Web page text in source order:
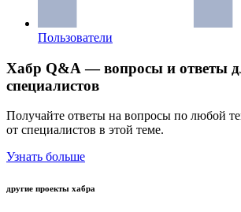
Пользователи
Хабр Q&A — вопросы и ответы
специалистов
Получайте ответы на вопросы по любой
от специалистов в этой теме.
Узнать больше
другие проекты хабра